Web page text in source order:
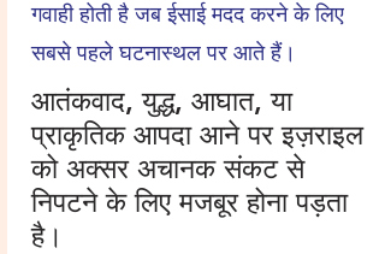
गवाही होती है जब ईसाई मदद करने के लिए
सबसे पहले घटनास्थल पर आते हैं।
आतंकवाद, युद्ध, आघात, या
प्राकृतिक आपदा आने पर इज़राइल
को अक्सर अचानक संकट से
निपटने के लिए मजबूर होना पड़ता
है।